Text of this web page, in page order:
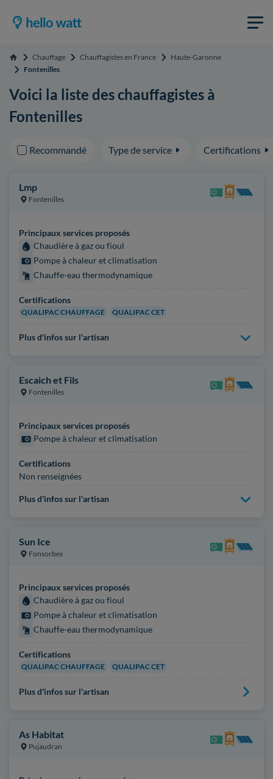
Accueil Chauffage Chauffagistes en France
Haute-Garonne
Fontenilles
Voici la liste des chauffagistes à
Fontenilles
Recommandé Type de service Certifications
Lmp
Fontenilles
Principaux services proposés
Chaudière à gaz ou fioul
Pompe à chaleur et climatisation
Chauffe-eau thermodynamique
Certifications
QUALIPAC CHAUFFAGE QUALIPAC CET
Plus d'infos sur l'artisan
Escaich et Fils
Fontenilles
Principaux services proposés
Pompe à chaleur et climatisation
Certifications
Non renseignées
Plus d'infos sur l'artisan
Sun Ice
Fonsorbes
Principaux services proposés
Chaudière à gaz ou fioul
Pompe à chaleur et climatisation
Chauffe-eau thermodynamique
Certifications
QUALIPAC CHAUFFAGE QUALIPAC CET
Plus d'infos sur l'artisan
As Habitat
Pujaudran